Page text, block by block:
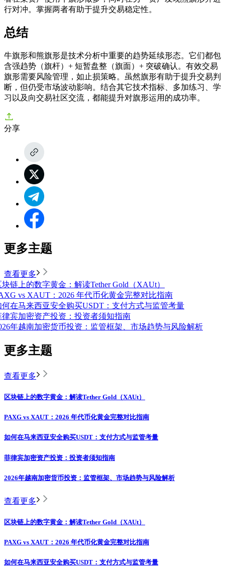
行对冲。掌握两者有助于提升交易稳定性。
总结
牛旗形和熊旗形是技术分析中重要的趋势延续形态。它们都包
含强趋势（旗杆）+ 短暂盘整（旗面）+ 突破确认。有效交易
旗形需要风险管理，如止损策略。虽然旗形有助于提升交易判
断，但仍受市场波动影响。结合其它技术指标、多加练习、学
习以及向交易社区交流，都能提升对旗形运用的成功率。
分享
更多主题
查看更多
块链上的数字黄金：解读Tether Gold（XAUt）
vs XAUT：2026 年代币化黄金完整对比指南
何在马来西亚安全购买USDT：支付方式与监管考量
律宾加密资产投资：投资者须知指南
年越南加密货币投资：监管框架、市场趋势与风险解析
更多主题
查看更多
区块链上的数字黄金：解读Tether Gold（XAUt）
PAXG vs XAUT：2026 年代币化黄金完整对比指南
如何在马来西亚安全购买USDT：支付方式与监管考量
菲律宾加密资产投资：投资者须知指南
2026年越南加密货币投资：监管框架、市场趋势与风险解析
查看更多
区块链上的数字黄金：解读Tether Gold（XAUt）
PAXG vs XAUT：2026 年代币化黄金完整对比指南
如何在马来西亚安全购买USDT：支付方式与监管考量